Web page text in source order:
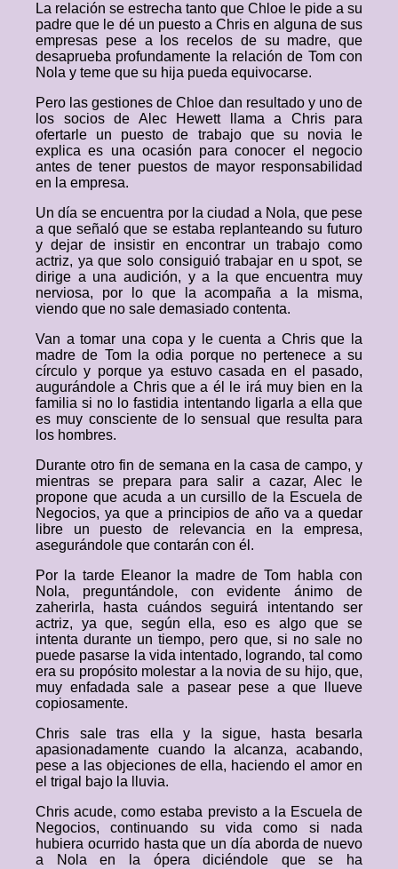
La relación se estrecha tanto que Chloe le pide a su
padre que le dé un puesto a Chris en alguna de sus
empresas pese a los recelos de su madre, que
desaprueba profundamente la relación de Tom con
Nola y teme que su hija pueda equivocarse.
Pero las gestiones de Chloe dan resultado y uno de
los socios de Alec Hewett llama a Chris para
ofertarle un puesto de trabajo que su novia le
explica es una ocasión para conocer el negocio
antes de tener puestos de mayor responsabilidad
en la empresa.
Un día se encuentra por la ciudad a Nola, que pese
a que señaló que se estaba replanteando su futuro
y dejar de insistir en encontrar un trabajo como
actriz, ya que solo consiguió trabajar en u spot, se
dirige a una audición, y a la que encuentra muy
nerviosa, por lo que la acompaña a la misma,
viendo que no sale demasiado contenta.
Van a tomar una copa y le cuenta a Chris que la
madre de Tom la odia porque no pertenece a su
círculo y porque ya estuvo casada en el pasado,
augurándole a Chris que a él le irá muy bien en la
familia si no lo fastidia intentando ligarla a ella que
es muy consciente de lo sensual que resulta para
los hombres.
Durante otro fin de semana en la casa de campo, y
mientras se prepara para salir a cazar, Alec le
propone que acuda a un cursillo de la Escuela de
Negocios, ya que a principios de año va a quedar
libre un puesto de relevancia en la empresa,
asegurándole que contarán con él.
Por la tarde Eleanor la madre de Tom habla con
Nola, preguntándole, con evidente ánimo de
zaherirla, hasta cuándos seguirá intentando ser
actriz, ya que, según ella, eso es algo que se
intenta durante un tiempo, pero que, si no sale no
puede pasarse la vida intentado, logrando, tal como
era su propósito molestar a la novia de su hijo, que,
muy enfadada sale a pasear pese a que llueve
copiosamente.
Chris sale tras ella y la sigue, hasta besarla
apasionadamente cuando la alcanza, acabando,
pese a las objeciones de ella, haciendo el amor en
el trigal bajo la lluvia.
Chris acude, como estaba previsto a la Escuela de
Negocios, continuando su vida como si nada
hubiera ocurrido hasta que un día aborda de nuevo
a Nola en la ópera diciéndole que se ha